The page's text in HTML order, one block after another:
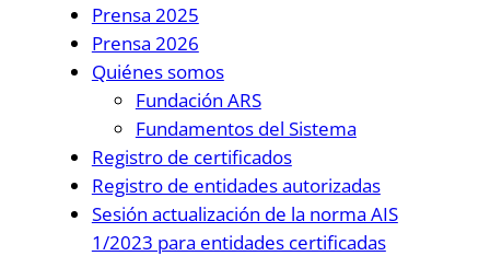
Prensa 2025
Prensa 2026
Quiénes somos
Fundación ARS
Fundamentos del Sistema
Registro de certificados
Registro de entidades autorizadas
Sesión actualización de la norma AIS
1/2023 para entidades certificadas